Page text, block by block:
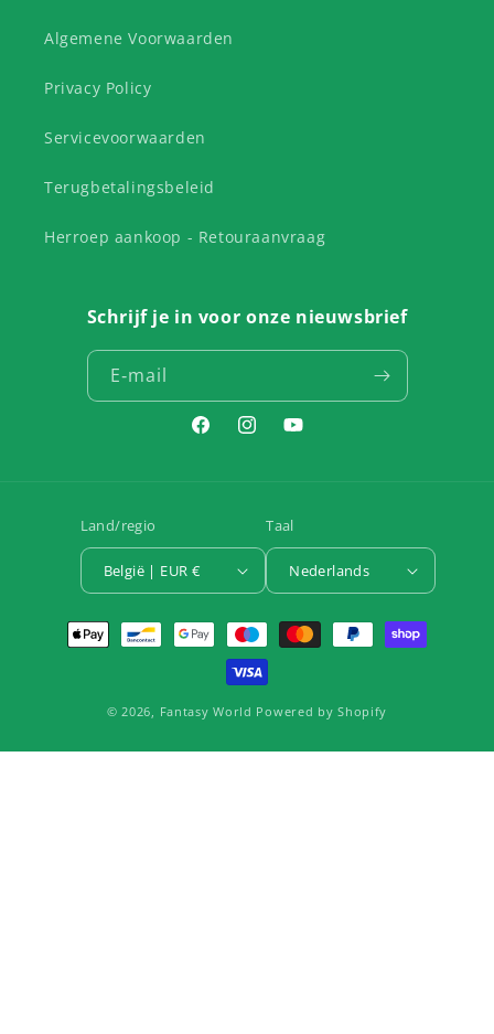
Algemene Voorwaarden
Privacy Policy
Servicevoorwaarden
Terugbetalingsbeleid
Herroep aankoop - Retouraanvraag
Schrijf je in voor onze nieuwsbrief
E‑mail
FacebookInstagramYouTube
Land/regio
België | EUR €
Taal
Nederlands
Betaalmethoden
© 2026, Fantasy World Powered by Shopify